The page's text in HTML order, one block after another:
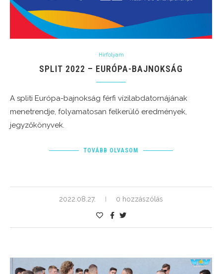
Hírfolyam
SPLIT 2022 – EURÓPA-BAJNOKSÁG
A spliti Európa-bajnokság férfi vízilabdatornájának
menetrendje, folyamatosan felkerülő eredmények,
jegyzőkönyvek.
TOVÁBB OLVASOM
2022.08.27. 0 hozzászólás